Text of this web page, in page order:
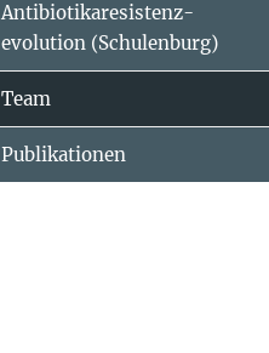
Antibiotikaresistenz-
evolution (Schulenburg)
Team
Publikationen